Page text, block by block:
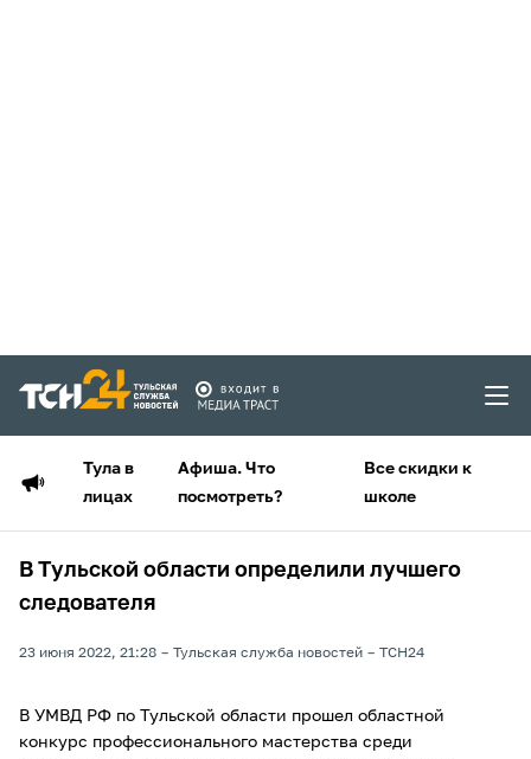
Тула в
лицах
Афиша. Что
посмотреть?
Все скидки к
школе
В Тульской области определили лучшего
следователя
23 июня 2022, 21:28 Тульская служба новостей ТСН24
В УМВД РФ по Тульской области прошел областной
конкурс профессионального мастерства среди